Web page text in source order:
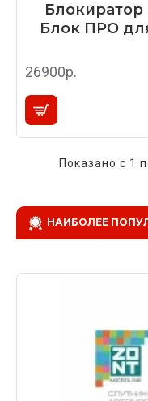
Блокиратор
Блок ПРО
26900р.
Показано с 1
НАИБОЛЕЕ